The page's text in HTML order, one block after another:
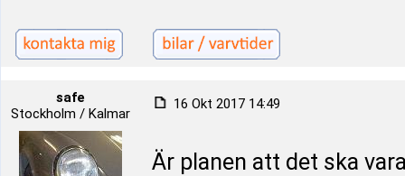
safe
Stockholm / Kalmar
16 Okt 2017 14:49
Är planen att det ska